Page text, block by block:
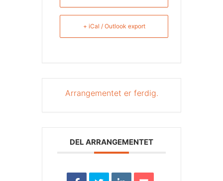
+ iCal / Outlook export
Arrangementet er ferdig.
DEL ARRANGEMENTET